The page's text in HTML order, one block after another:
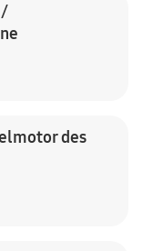
/
des